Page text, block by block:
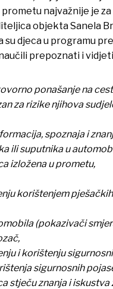
najvažnije je
objekta Sanela
su djeca u programu
prepoznati i
ponašanje na
za rizike njihova
spoznaja i
ili suputnika u
izložena u prometu,
korištenjem
(pokazivači
i korištenju
sigurnosnih
stječu znanja i